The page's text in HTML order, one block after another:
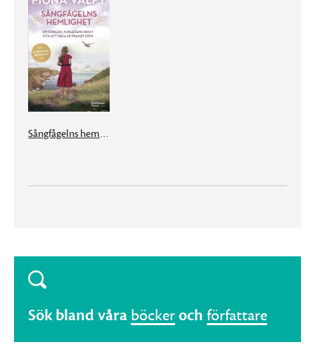
Sångfågelns hemlighet
Sök bland våra böckeroch författare